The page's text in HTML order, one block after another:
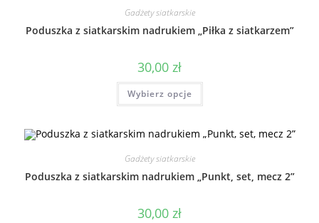
Gadżety siatkarskie
Poduszka z siatkarskim nadrukiem „Piłka z siatkarzem”
30,00 zł
Wybierz opcje
Gadżety siatkarskie
Poduszka z siatkarskim nadrukiem „Punkt, set, mecz 2”
30,00 zł